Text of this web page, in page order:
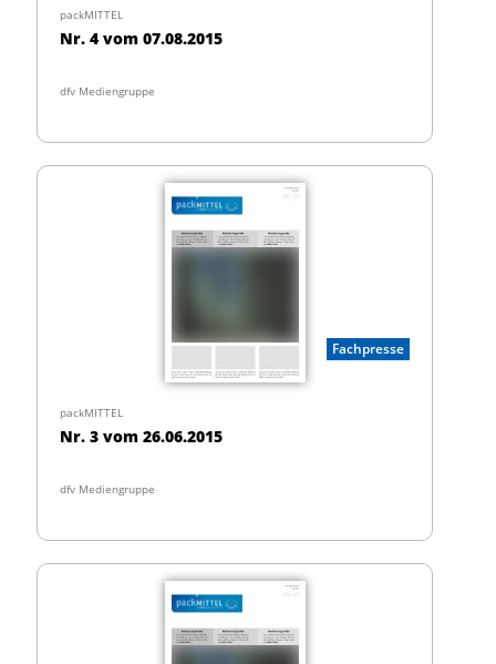
packMITTEL
Nr. 4 vom 07.08.2015
dfv Mediengruppe
Fachpresse
packMITTEL
Nr. 3 vom 26.06.2015
dfv Mediengruppe